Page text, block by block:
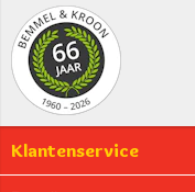
Klantenservice